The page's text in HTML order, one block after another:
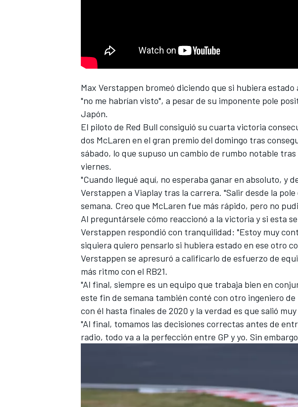
NASCAR CUP
Max Verstappen bromeó diciendo que si hubiera estado
"no me habrían visto", a pesar de su imponente pole
Japón.
El piloto de Red Bull consiguió su cuarta victoria
dos McLaren en el gran premio del domingo tras
sábado, lo que supuso un cambio de rumbo notable
viernes.
"Cuando llegué aquí, no esperaba ganar en absoluto, y
Verstappen a Viaplay tras la carrera. "Salir desde la
semana. Creo que McLaren fue más rápido, pero no
Al preguntársele cómo reaccionó a la victoria y si esta
Verstappen respondió con tranquilidad: "Estoy muy
siquiera quiero pensarlo si hubiera estado en ese otro
Verstappen se apresuró a calificarlo de esfuerzo de
más ritmo con el RB21.
"Al final, siempre es un equipo que trabaja bien en
este fin de semana también conté con otro ingeniero
con él hasta finales de 2020 y la verdad es que salió muy
"Al final, tomamos las decisiones correctas antes de
radio, todo va a la perfección entre GP y yo. Sin